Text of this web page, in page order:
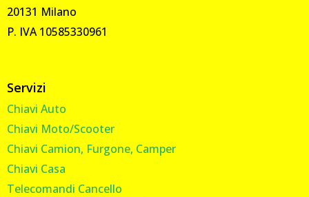
20131 Milano
P. IVA 10585330961
Servizi
Chiavi Auto
Chiavi Moto/Scooter
Chiavi Camion, Furgone, Camper
Chiavi Casa
Telecomandi Cancello